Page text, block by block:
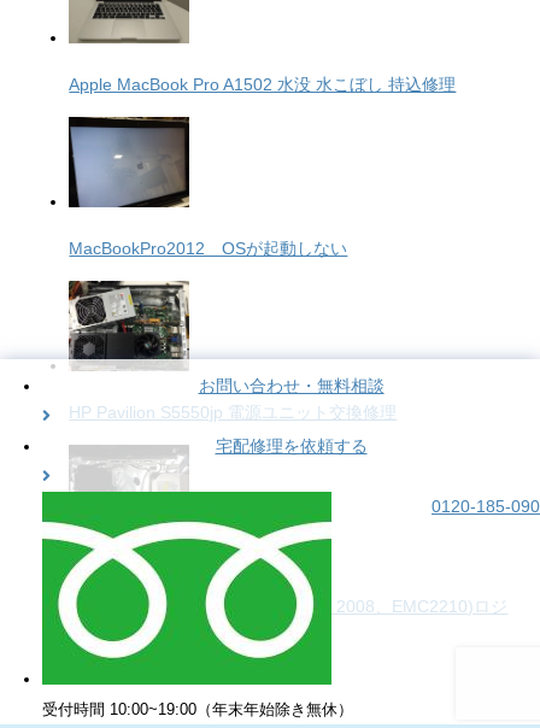
Apple MacBook Pro A1502 水没 水こぼし 持込修理
MacBookPro2012 OSが起動しない
HP Pavilion S5550jp 電源ユニット交換修理
Apple iMac(20inch、A1224、Early 2008、EMC2210)ロジ
ックボード交換修理
お問い合わせ・無料相談
宅配修理を依頼する
0120-185-090
受付時間 10:00~19:00（年末年始除き無休）